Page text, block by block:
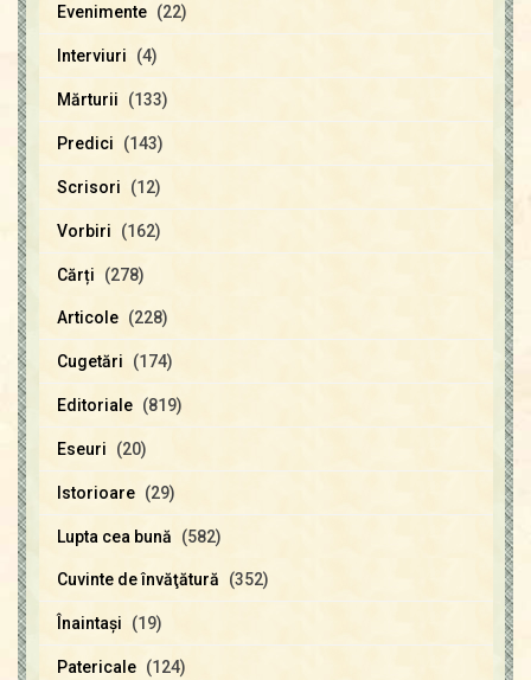
Evenimente (22)
Interviuri (4)
Mărturii (133)
Predici (143)
Scrisori (12)
Vorbiri (162)
Cărți (278)
Articole (228)
Cugetări (174)
Editoriale (819)
Eseuri (20)
Istorioare (29)
Lupta cea bună (582)
Cuvinte de învăţătură (352)
Înaintaşi (19)
Patericale (124)